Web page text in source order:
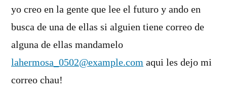
yo creo en la gente que lee el futuro y ando en
busca de una de ellas si alguien tiene correo de
alguna de ellas mandamelo
lahermosa_0502@example.com aqui les dejo mi
correo chau!